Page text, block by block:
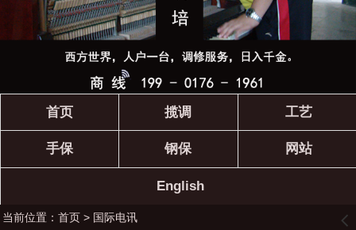
首页 揽调 工艺
手保 钢保 网站
English
当前位置： 首页> 国际电讯 󰊒